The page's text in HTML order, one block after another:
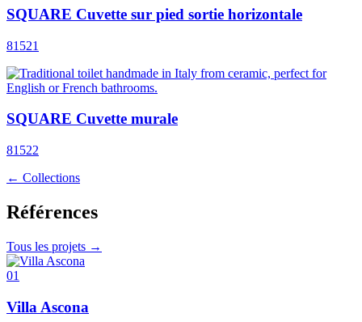
SQUARE Cuvette sur pied sortie horizontale
81521
SQUARE Cuvette murale
81522
← Collections
Références
Tous les projets →
01
Villa Ascona